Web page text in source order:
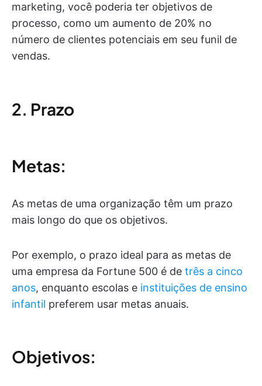
marketing, você poderia ter objetivos de
processo, como um aumento de 20% no
número de clientes potenciais em seu funil de
vendas.
2. Prazo
Metas:
As metas de uma organização têm um prazo
mais longo do que os objetivos.
Por exemplo, o prazo ideal para as metas de
uma empresa da Fortune 500 é de três a cinco
anos, enquanto escolas e instituições de ensino
infantil preferem usar metas anuais.
Objetivos: